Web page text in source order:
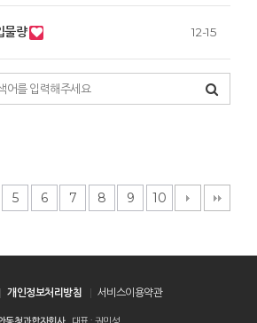
물량 12-15
5 6 7 8 9 10
개인정보처리방침 서비스이용약관